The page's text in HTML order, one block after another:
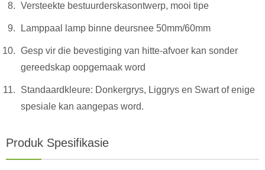
Versteekte bestuurderskasontwerp, mooi tipe
Lamppaal lamp binne deursnee 50mm/60mm
Gesp vir die bevestiging van hitte-afvoer kan sonder
gereedskap oopgemaak word
Standaardkleure: Donkergrys, Liggrys en Swart of enige
spesiale kan aangepas word.
Produk Spesifikasie